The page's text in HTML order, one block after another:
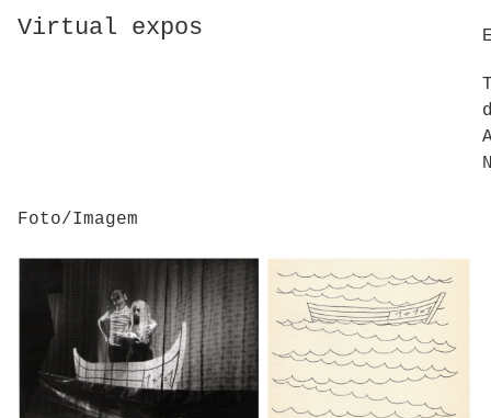
Virtual expos
Foto/Imagem